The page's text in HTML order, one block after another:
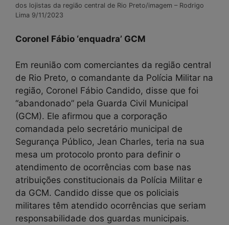
dos lojistas da região central de Rio Preto/imagem – Rodrigo
Lima 9/11/2023
Coronel Fábio ‘enquadra’ GCM
Em reunião com comerciantes da região central
de Rio Preto, o comandante da Polícia Militar na
região, Coronel Fábio Candido, disse que foi
“abandonado” pela Guarda Civil Municipal
(GCM). Ele afirmou que a corporação
comandada pelo secretário municipal de
Segurança Público, Jean Charles, teria na sua
mesa um protocolo pronto para definir o
atendimento de ocorrências com base nas
atribuições constitucionais da Polícia Militar e
da GCM. Candido disse que os policiais
militares têm atendido ocorrências que seriam
responsabilidade dos guardas municipais.